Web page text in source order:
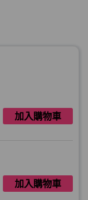
加入購物車
加入購物車